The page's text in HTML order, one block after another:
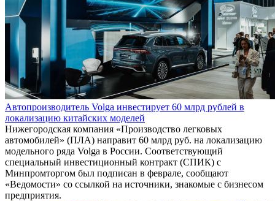
Автопроизводитель Volga инвестирует 60 млрд рублей в
локализацию китайских моделей
Нижегородская компания «Производство легковых
автомобилей» (ПЛА) направит 60 млрд руб. на локализацию
модельного ряда Volga в России. Соответствующий
специальный инвестиционный контракт (СПИК) с
Минпромторгом был подписан в феврале, сообщают
«Ведомости» со ссылкой на источники, знакомые с бизнесом
предприятия.